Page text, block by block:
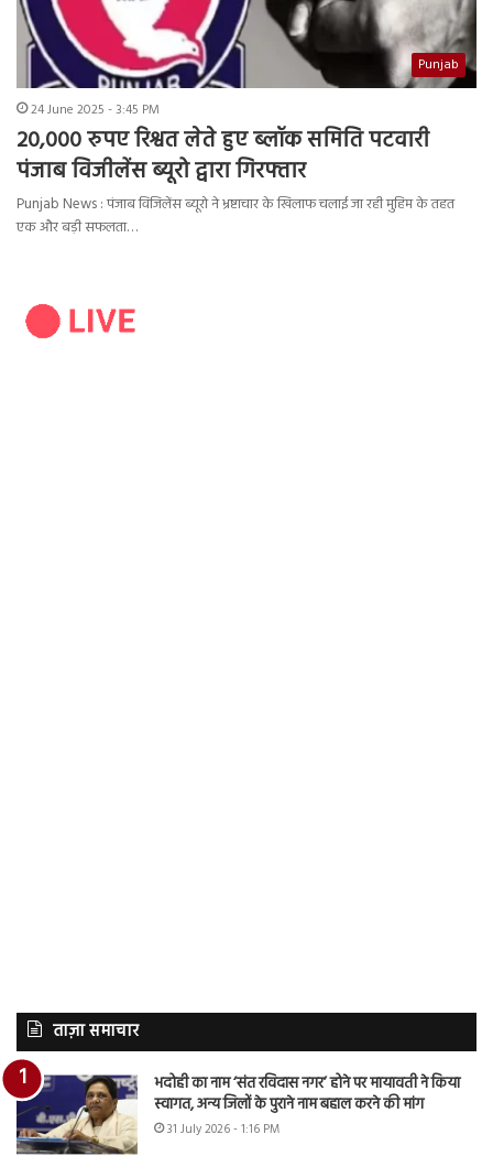
Punjab
24 June 2025 - 3:45 PM
20,000 रुपए रिश्वत लेते हुए ब्लॉक समिति पटवारी
पंजाब विजीलेंस ब्यूरो द्वारा गिरफ्तार
Punjab News : पंजाब विजिलेंस ब्यूरो ने भ्रष्टाचार के खिलाफ चलाई जा रही मुहिम के तहत
एक और बड़ी सफलता…
ताज़ा समाचार
भदोही का नाम ‘संत रविदास नगर’ होने पर मायावती ने किया
स्वागत, अन्य जिलों के पुराने नाम बहाल करने की मांग
31 July 2026 - 1:16 PM